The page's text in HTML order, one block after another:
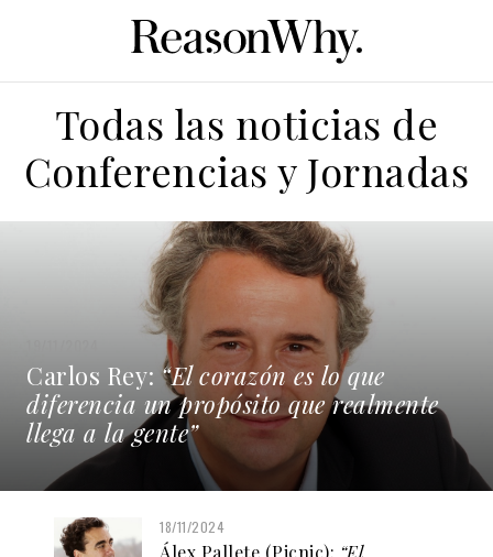
Todas las noticias de
Conferencias y Jornadas
Carlos Rey: “El corazón es lo que
diferencia un propósito que realmente
llega a la gente”
18/11/2024
Álex Pallete (Picnic): “El